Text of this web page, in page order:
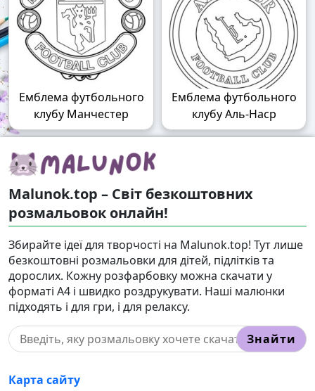
Емблема футбольного
клубу Манчестер
Емблема футбольного
клубу Аль-Наср
Malunok.top – Світ безкоштовних
розмальовок онлайн!
Збирайте ідеї для творчості на Malunok.top! Тут лише
безкоштовні розмальовки для дітей, підлітків та
дорослих. Кожну розфарбовку можна скачати у
форматі А4 і швидко роздрукувати. Наші малюнки
підходять і для гри, і для релаксу.
Знайти
Карта сайту